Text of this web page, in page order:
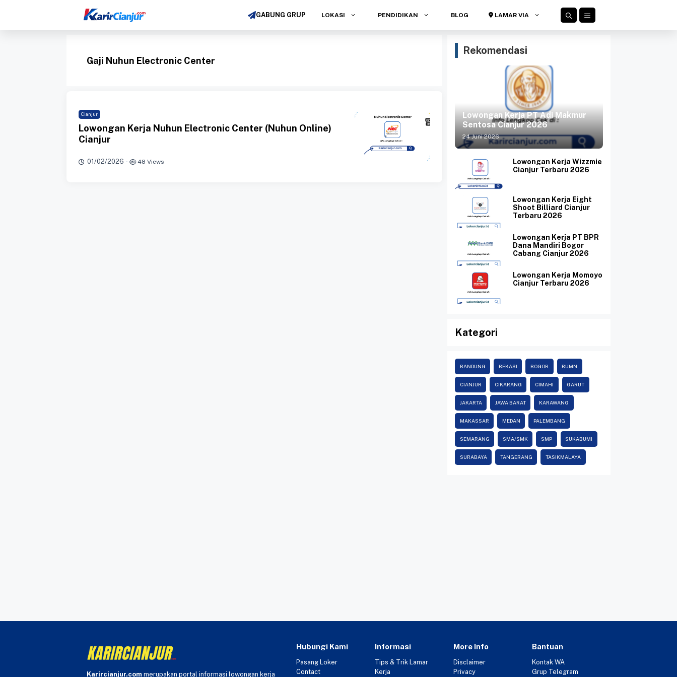
isi
GABUNG GRUP LOKASI PENDIDIKAN BLOG LAMAR VIA
Gaji Nuhun Electronic Center
Cianjur
Lowongan Kerja Nuhun Electronic Center (Nuhun Online)
Cianjur
01/02/2026 · 48 Views
Rekomendasi
Lowongan Kerja PT Adi Makmur
Sentosa Cianjur 2026
24 Juni 2026
Lowongan Kerja Wizzmie
Cianjur Terbaru 2026
Lowongan Kerja Eight
Shoot Billiard Cianjur
Terbaru 2026
Lowongan Kerja PT BPR
Dana Mandiri Bogor
Cabang Cianjur 2026
Lowongan Kerja Momoyo
Cianjur Terbaru 2026
Kategori
BANDUNG BEKASI BOGOR BUMN
CIANJUR CIKARANG CIMAHI GARUT
JAKARTA JAWA BARAT KARAWANG
MAKASSAR MEDAN PALEMBANG
SEMARANG SMA/SMK SMP SUKABUMI
SURABAYA TANGERANG TASIKMALAYA
Karircianjur.com merupakan portal informasi lowongan kerja
Hubungi Kami
Pasang Loker
Contact
Informasi
Tips & Trik Lamar
Kerja
More Info
Disclaimer
Privacy
Bantuan
Kontak WA
Grup Telegram